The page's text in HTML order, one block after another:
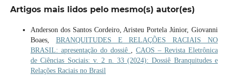
Artigos mais lidos pelo mesmo(s) autor(es)
Anderson dos Santos Cordeiro, Aristeu Portela Júnior, Giovanni
Boaes, BRANQUITUDES E RELAÇÕES RACIAIS NO
BRASIL: apresentação do dossiê
,CAOS – Revista Eletrônica
de Ciências Sociais: v. 2 n. 33 (2024): Dossiê Branquitudes e
Relações Raciais no Brasil